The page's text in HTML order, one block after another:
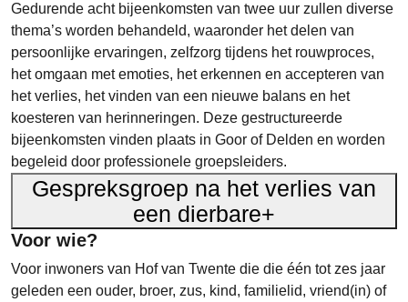
Gedurende acht bijeenkomsten van twee uur zullen diverse
thema’s worden behandeld, waaronder het delen van
persoonlijke ervaringen, zelfzorg tijdens het rouwproces,
het omgaan met emoties, het erkennen en accepteren van
het verlies, het vinden van een nieuwe balans en het
koesteren van herinneringen. Deze gestructureerde
bijeenkomsten vinden plaats in Goor of Delden en worden
begeleid door professionele groepsleiders.
Gespreksgroep na het verlies van
een dierbare+
Voor wie?
Voor inwoners van Hof van Twente die die één tot zes jaar
geleden een ouder, broer, zus, kind, familielid, vriend(in) of